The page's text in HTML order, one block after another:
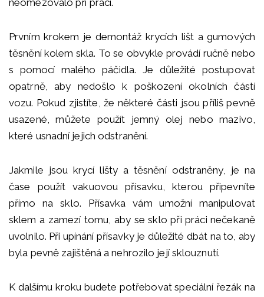
neomezovalo při práci.
Prvním krokem je demontáž krycích lišt a gumových
těsnění kolem skla. To se obvykle provádí ručně nebo
s pomocí malého páčidla. Je důležité postupovat
opatrně, aby nedošlo k poškození okolních částí
vozu. Pokud zjistíte, že některé části jsou příliš pevně
usazené, můžete použít jemný olej nebo mazivo,
které usnadní jejich odstranění.
Jakmile jsou krycí lišty a těsnění odstraněny, je na
čase použít vakuovou přísavku, kterou připevníte
přímo na sklo. Přísavka vám umožní manipulovat
sklem a zamezí tomu, aby se sklo při práci nečekaně
uvolnilo. Při upínání přísavky je důležité dbát na to, aby
byla pevně zajištěná a nehrozilo její sklouznutí.
K dalšímu kroku budete potřebovat speciální řezák na